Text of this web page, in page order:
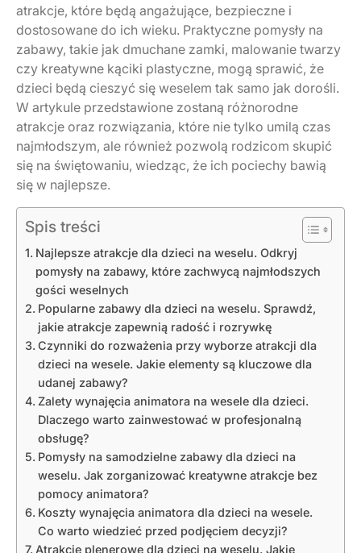
atrakcje, które będą angażujące, bezpieczne i
dostosowane do ich wieku. Praktyczne pomysły na
zabawy, takie jak dmuchane zamki, malowanie twarzy
czy kreatywne kąciki plastyczne, mogą sprawić, że
dzieci będą cieszyć się weselem tak samo jak dorośli.
W artykule przedstawione zostaną różnorodne
atrakcje oraz rozwiązania, które nie tylko umilą czas
najmłodszym, ale również pozwolą rodzicom skupić
się na świętowaniu, wiedząc, że ich pociechy bawią
się w najlepsze.
Spis treści
Najlepsze atrakcje dla dzieci na weselu. Odkryj
pomysły na zabawy, które zachwycą najmłodszych
gości weselnych
Popularne zabawy dla dzieci na weselu. Sprawdź,
jakie atrakcje zapewnią radość i rozrywkę
Czynniki do rozważenia przy wyborze atrakcji dla
dzieci na wesele. Jakie elementy są kluczowe dla
udanej zabawy?
Zalety wynajęcia animatora na wesele dla dzieci.
Dlaczego warto zainwestować w profesjonalną
obsługę?
Pomysły na samodzielne zabawy dla dzieci na
weselu. Jak zorganizować kreatywne atrakcje bez
pomocy animatora?
Koszty wynajęcia animatora dla dzieci na wesele.
Co warto wiedzieć przed podjęciem decyzji?
Atrakcje plenerowe dla dzieci na weselu. Jakie